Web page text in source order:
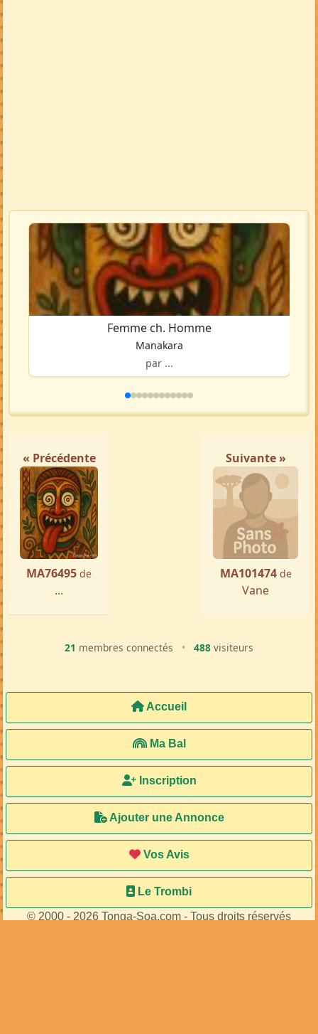
Femme ch. Homme
Manakara
par ...
« Précédente
MA76495 de
...
Suivante »
MA101474 de
Vane
21 membres connectés • 488 visiteurs
Accueil
Ma Bal
Inscription
Ajouter une Annonce
Vos Avis
Le Trombi
© 2000 - 2026 Tonga-Soa.com - Tous droits réservés